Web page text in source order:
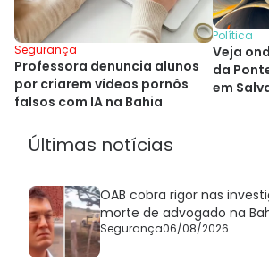
Segurança
Professora denuncia alunos
por criarem vídeos pornôs
falsos com IA na Bahia
Política
Veja
da
em
Últimas notícias
OAB cobra rigor nas
morte de advogado na
Segurança06/08/2026